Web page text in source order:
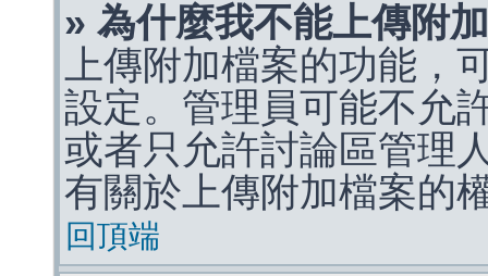
» 為什麼我不能上傳附
上傳附加檔案的功能，
設定。管理員可能不允
或者只允許討論區管理
有關於上傳附加檔案的
回頂端